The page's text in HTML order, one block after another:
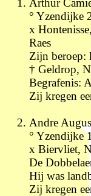
Arthur
° Yzendijke
x
Raes
Zijn beroep:
† Geldrop,
Begrafenis:
Zij kregen
Andre
° Yzendijke
x Biervliet,
De
Hij was
Zij kregen